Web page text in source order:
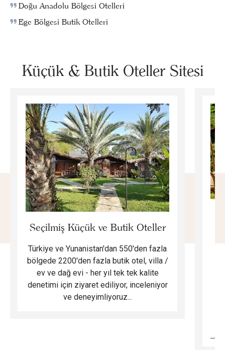
Doğu Anadolu Bölgesi Otelleri
Ege Bölgesi Butik Otelleri
Küçük & Butik Oteller Sitesi
Seçilmiş Küçük ve Butik Oteller
Türkiye ve Yunanistan'dan 550'den fazla
bölgede 2200'den fazla butik otel, villa /
ev ve dağ evi - her yıl tek tek kalite
denetimi için ziyaret ediliyor, inceleniyor
ve deneyimliyoruz...